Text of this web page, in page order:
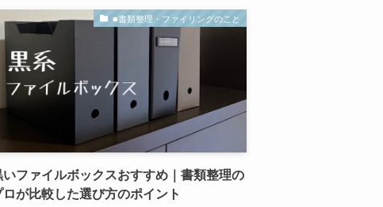
■書類整理・ファイリングのこと
いファイルボックスおすすめ｜書類整理の
ロが比較した選び方のポイント